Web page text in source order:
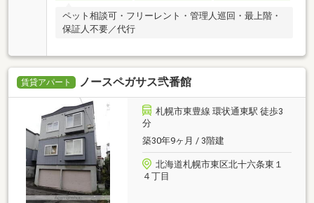
ペット相談可・フリーレント・管理人巡回・最上階・
保証人不要／代行
賃貸アパート ノースペガサス弐番館
札幌市東豊線 環状通東駅 徒歩3
分
築30年9ヶ月 / 3階建
北海道札幌市東区北十六条東１
４丁目